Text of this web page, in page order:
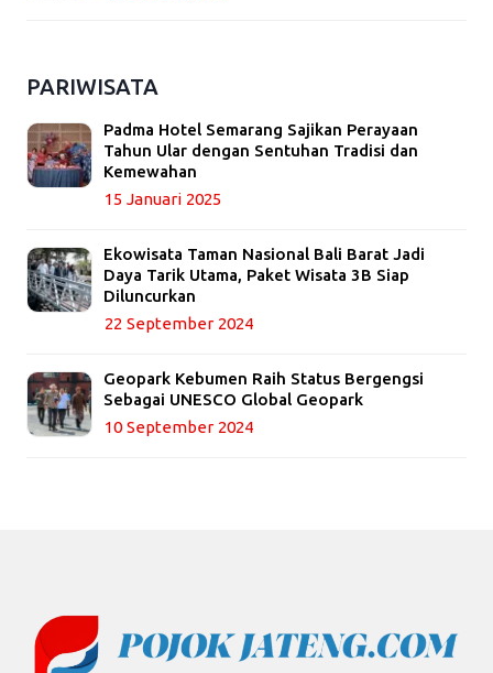
PARIWISATA
Padma Hotel Semarang Sajikan Perayaan
Tahun Ular dengan Sentuhan Tradisi dan
Kemewahan
15 Januari 2025
Ekowisata Taman Nasional Bali Barat Jadi
Daya Tarik Utama, Paket Wisata 3B Siap
Diluncurkan
22 September 2024
Geopark Kebumen Raih Status Bergengsi
Sebagai UNESCO Global Geopark
10 September 2024